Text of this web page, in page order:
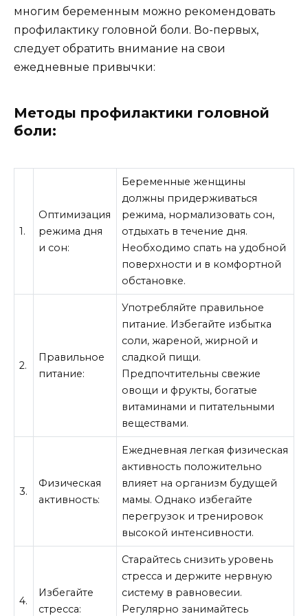
многим беременным можно рекомендовать
профилактику головной боли. Во-первых,
следует обратить внимание на свои
ежедневные привычки:
Методы профилактики головной
боли:
1.
Оптимизация
режима дня
и сон:
Беременные женщины
должны придерживаться
режима, нормализовать сон,
отдыхать в течение дня.
Необходимо спать на удобной
поверхности и в комфортной
обстановке.
2.
Правильное
питание:
Употребляйте правильное
питание. Избегайте избытка
соли, жареной, жирной и
сладкой пищи.
Предпочтительны свежие
овощи и фрукты, богатые
витаминами и питательными
веществами.
3.
Физическая
активность:
Ежедневная легкая физическая
активность положительно
влияет на организм будущей
мамы. Однако избегайте
перегрузок и тренировок
высокой интенсивности.
4.
Избегайте
стресса:
Старайтесь снизить уровень
стресса и держите нервную
систему в равновесии.
Регулярно занимайтесь